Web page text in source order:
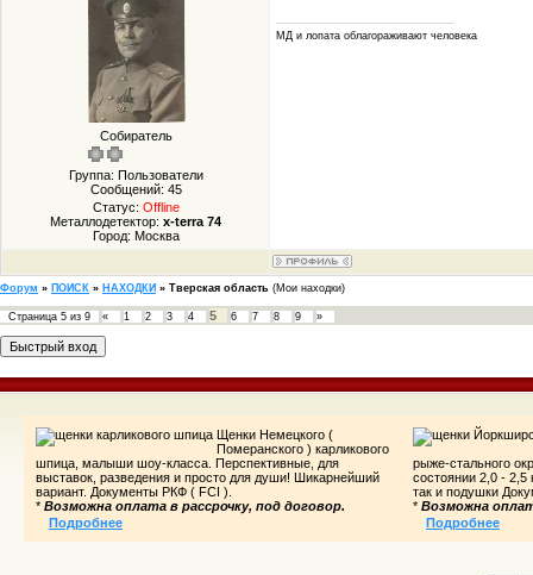
Собиратель
Группа: Пользователи
Сообщений: 45
Статус: Offline
Металлодетектор: x-terra 74
Город: Москва
МД и лопата облагораживают человека
Форум » ПОИСК » НАХОДКИ » Тверская область (Мои находки)
Страница 5 из 9 « 1 2 3 4 5 6 7 8 9 »
Щенки Немецкого (
Померанского ) карликового
шпица, малыши шоу-класса. Перспективные, для
выставок, разведения и просто для души! Шикарнейший
вариант. Документы РКФ ( FCI ).
* Возможна оплата в рассрочку, под договор.
Подробнее
рыже-стального
состоянии 2,0 - 2,5
так и подушки
* Возможна
Подробнее